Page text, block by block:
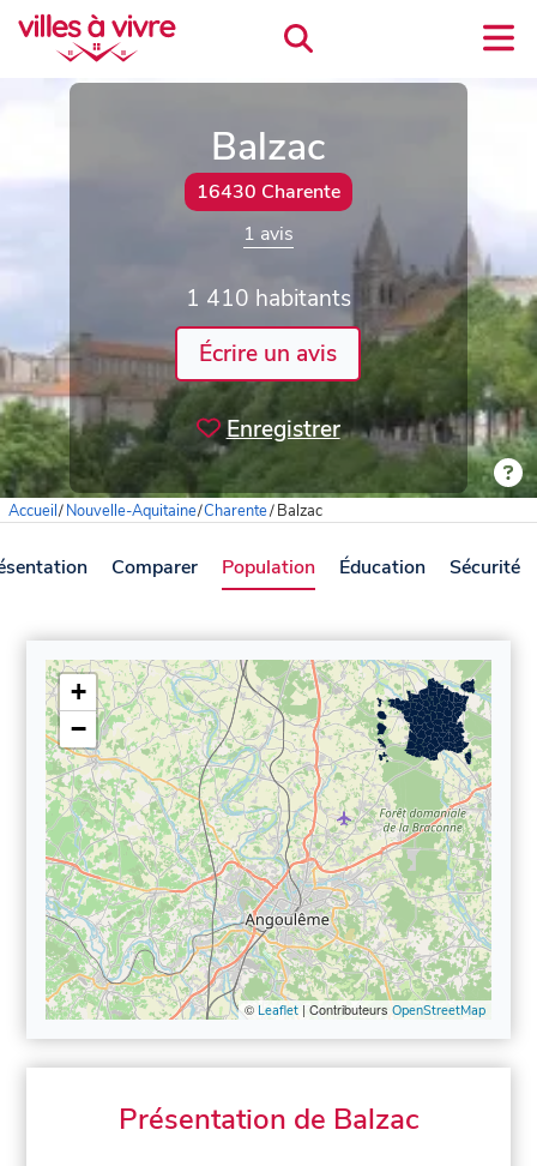
Balzac
16430 Charente
1 avis
1 410 habitants
Écrire un avis
Enregistrer
Accueil/Nouvelle-Aquitaine/Charente/Balzac
Comparer Population Éducation Sécurité
+
−
© Leaflet| Contributeurs OpenStreetMap
Présentation de Balzac